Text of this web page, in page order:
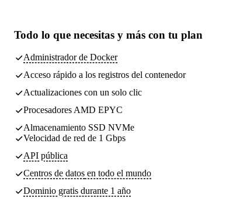
Todo lo que necesitas y más con tu plan
Administrador de Docker
Acceso rápido a los registros del contenedor
Actualizaciones con un solo clic
Procesadores AMD EPYC
Almacenamiento SSD NVMe
Velocidad de red de 1 Gbps
API pública
Centros de datos en todo el mundo
Dominio gratis durante 1 año